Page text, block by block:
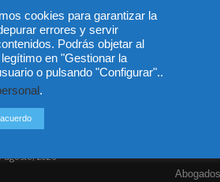
total: por
TBF Abogados es el
agosto, 2026
cookies para garantizar la
errores y servir
Podrás objetar al
en "Gestionar la
o pulsando "Configurar"..
.